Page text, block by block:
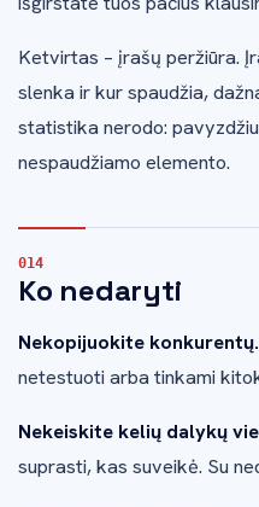
Ketvirtas – įrašų peržiūra.
slenka ir kur spaudžia,
statistika nerodo:
nespaudžiamo elemento.
Ko nedaryti
Nekopijuokite konkurentų.
netestuoti arba tinkami
Nekeiskite kelių dalykų
suprasti, kas suveikė. Su